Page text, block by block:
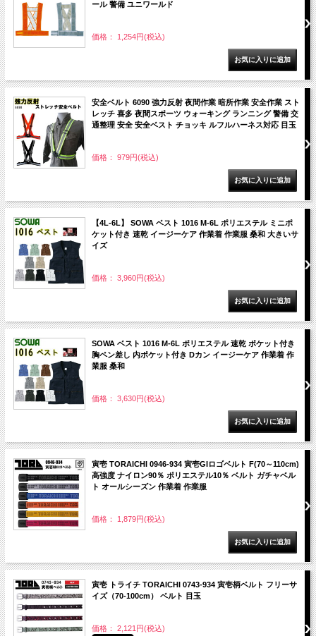
ール 警備 ユニワールド
価格： 1,254円(税込)
安全ベルト 6090 強力反射 夜間作業 暗所作業 安全作業 スト
レッチ 喜多 夜間スポーツ ウォーキング ランニング 警備 交
通整理 安全 安全ベスト チョッキ ルフルハーネス対応 目玉
価格： 979円(税込)
【4L-6L】 SOWA ベスト 1016 M-6L ポリエステル ミニポ
ケット付き 速乾 イージーケア 作業着 作業服 桑和 大きいサ
イズ
価格： 3,960円(税込)
SOWA ベスト 1016 M-6L ポリエステル 速乾 ポケット付き
胸ペン差し 内ポケット付き Dカン イージーケア 作業着 作
業服 桑和
価格： 3,630円(税込)
寅壱 TORAICHI 0946-934 寅壱GIロゴベルト F(70～110cm)
高強度 ナイロン90％ ポリエステル10％ ベルト ガチャベル
ト オールシーズン 作業着 作業服
価格： 1,879円(税込)
寅壱 トライチ TORAICHI 0743-934 寅壱柄ベルト フリーサ
イズ（70-100cm） ベルト 目玉
価格： 2,121円(税込)